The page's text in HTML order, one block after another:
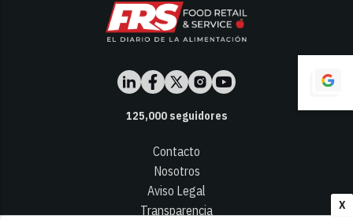
X
125,000seguidores
Contacto
Nosotros
Aviso Legal
Transparencia